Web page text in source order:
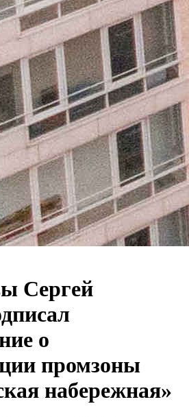
Сергей
о
промзоны
набережная»